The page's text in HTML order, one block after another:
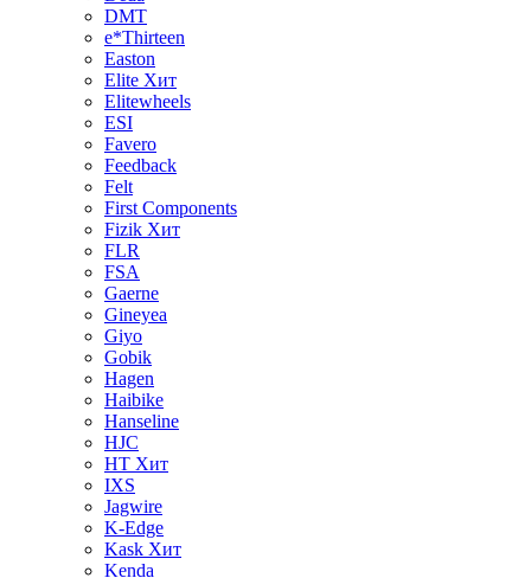
DMT
e*Thirteen
Easton
Elite Хит
Elitewheels
ESI
Favero
Feedback
Felt
First Components
Fizik Хит
FLR
FSA
Gaerne
Gineyea
Giyo
Gobik
Hagen
Haibike
Hanseline
HJC
HT Хит
IXS
Jagwire
K-Edge
Kask Хит
Kenda